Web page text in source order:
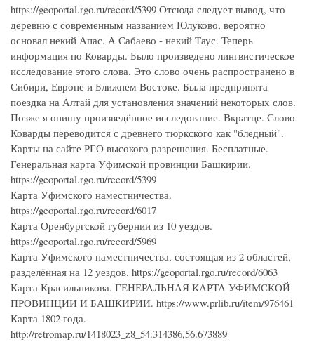
https://geoportal.rgo.ru/record/5399 Отсюда следует вывод, что
деревню с современным названием Юлуково, вероятно
основал некий Апас. А Сабаево - некий Таус. Теперь
информация по Коварды. Было произведено лингвистическое
исследование этого слова. Это слово очень распространено в
Сибири, Европе и Ближнем Востоке. Была предпринята
поездка на Алтай для установления значений некоторых слов.
Позже я опишу произведённое исследование. Вкратце. Слово
Коварды переводится с древнего тюркского как "бледный".
Карты на сайте РГО высокого разрешения. Бесплатные.
Генеральная карта Уфимской провинции Башкирии.
https://geoportal.rgo.ru/record/5399
Карта Уфимского наместничества.
https://geoportal.rgo.ru/record/6017
Карта Оренбургской губернии из 10 уездов.
https://geoportal.rgo.ru/record/5969
Карта Уфимского наместничества, состоящая из 2 областей,
разделённая на 12 уездов. https://geoportal.rgo.ru/record/6063
Карта Красильникова. ГЕНЕРАЛЬНАЯ КАРТА УФИМСКОЙ
ПРОВИНЦИИ И БАШКИРИИ. https://www.prlib.ru/item/976461
Карта 1802 года.
http://retromap.ru/1418023_z8_54.314386,56.673889